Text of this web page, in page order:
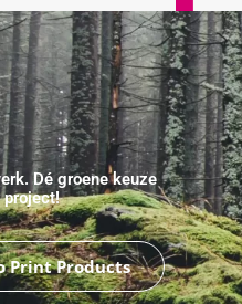
Dé groene keuze
project!
Print Products